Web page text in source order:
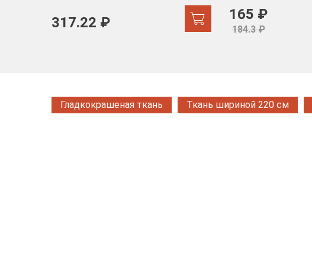
317.22 ₽ 165 ₽
184.3 ₽
Гладкокрашеная ткань Ткань шириной 220 см